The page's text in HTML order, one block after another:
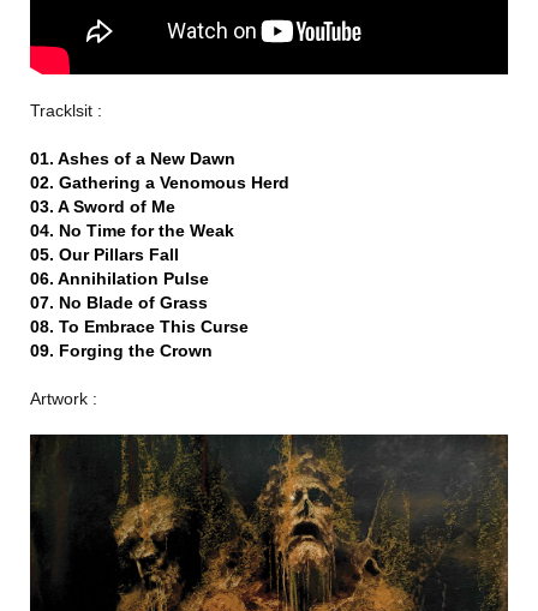
Tracklsit :
01. Ashes of a New Dawn
02. Gathering a Venomous Herd
03. A Sword of Me
04. No Time for the Weak
05. Our Pillars Fall
06. Annihilation Pulse
07. No Blade of Grass
08. To Embrace This Curse
09. Forging the Crown
Artwork :